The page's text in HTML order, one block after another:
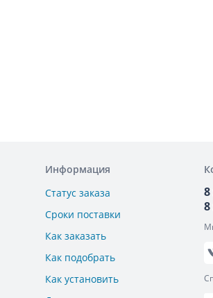
Информация
Статус заказа
Сроки поставки
Как заказать
Как подобрать
Как установить
8
8